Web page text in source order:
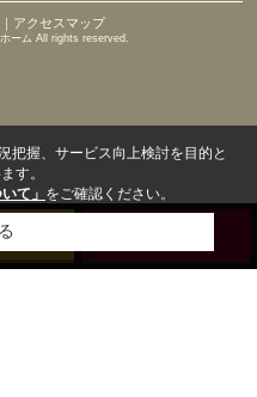
アクセスマップ
ーム All rights reserved.
約
把握、サービス向上検討を目的と
す。
て」 をご確認ください。